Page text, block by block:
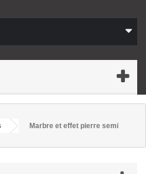
Marbre et effet pierre semi